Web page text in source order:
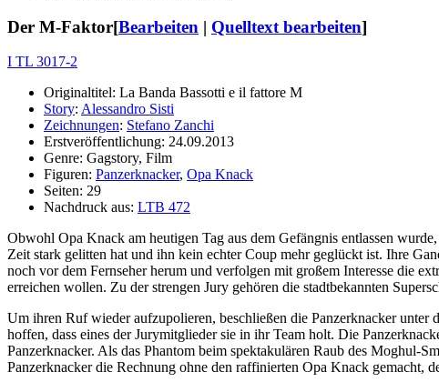
Der M-Faktor[Bearbeiten | Quelltext bearbeiten]
I TL 3017-2
Originaltitel: La Banda Bassotti e il fattore M
Story: Alessandro Sisti
Zeichnungen: Stefano Zanchi
Erstveröffentlichung: 24.09.2013
Genre: Gagstory, Film
Figuren: Panzerknacker, Opa Knack
Seiten: 29
Nachdruck aus: LTB 472
Obwohl Opa Knack am heutigen Tag aus dem Gefängnis entlassen
Zeit stark gelitten hat und ihn kein echter Coup mehr geglückt ist. Ihre
noch vor dem Fernseher herum und verfolgen mit großem Interesse die
erreichen wollen. Zu der strengen Jury gehören die stadtbekannten
Um ihren Ruf wieder aufzupolieren, beschließen die Panzerknacker
hoffen, dass eines der Jurymitglieder sie in ihr Team holt. Die
Panzerknacker. Als das Phantom beim spektakulären Raub des Moghul-
Panzerknacker die Rechnung ohne den raffinierten Opa Knack gemacht,